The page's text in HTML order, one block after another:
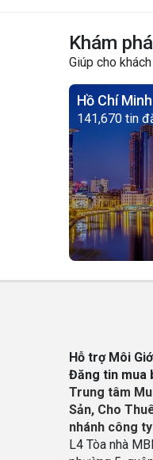
Khám
Giúp cho
Hồ Chí Minh
141,670 tin
Hỗ trợ Môi
Đăng tin mua
Trung tâm
Sản, Cho
nhánh công
L4 Tòa nhà